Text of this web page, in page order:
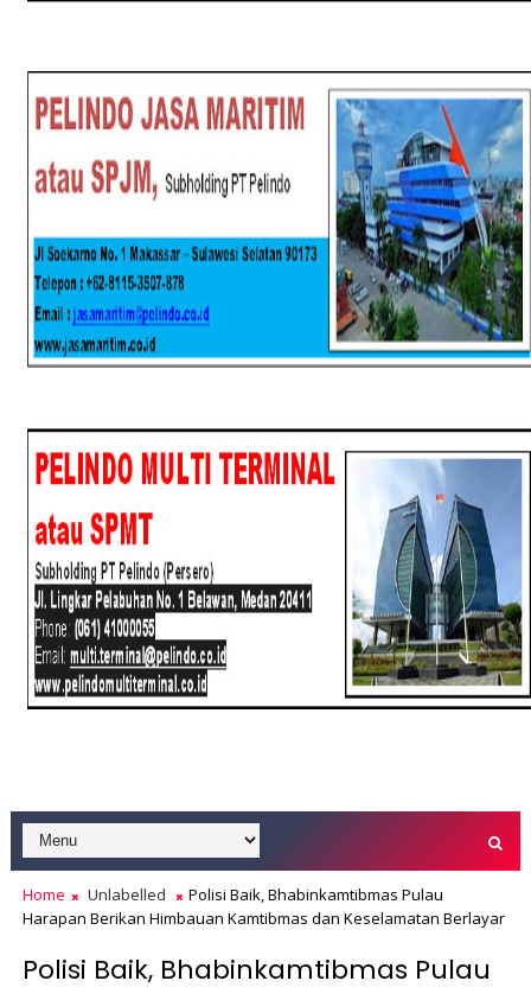
Home Unlabelled
Polisi Baik, Bhabinkamtibmas Pulau
Harapan Berikan Himbauan Kamtibmas dan Keselamatan Berlayar
Polisi Baik, Bhabinkamtibmas Pulau